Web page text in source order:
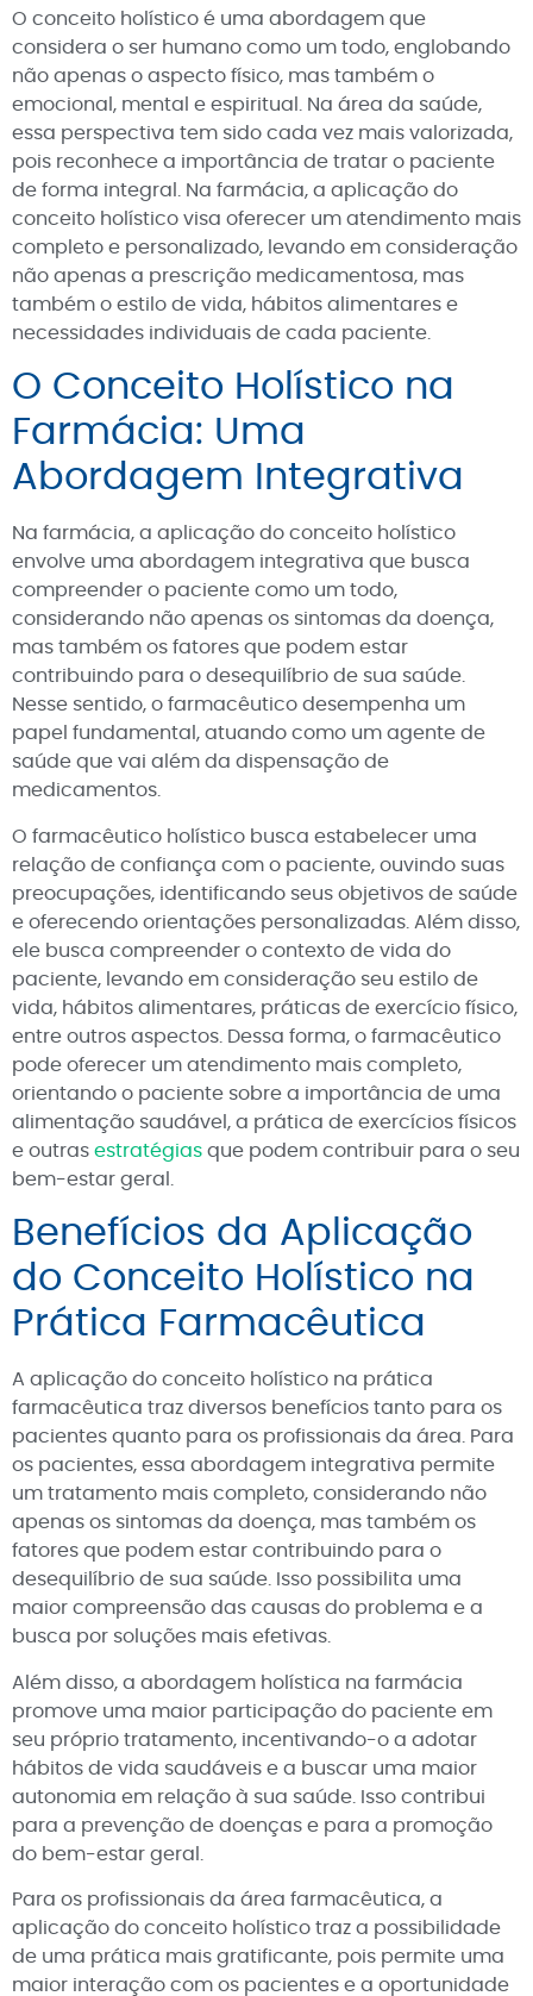
O conceito holístico é uma abordagem que
considera o ser humano como um todo, englobando
não apenas o aspecto físico, mas também o
emocional, mental e espiritual. Na área da saúde,
essa perspectiva tem sido cada vez mais valorizada,
pois reconhece a importância de tratar o paciente
de forma integral. Na farmácia, a aplicação do
conceito holístico visa oferecer um atendimento mais
completo e personalizado, levando em consideração
não apenas a prescrição medicamentosa, mas
também o estilo de vida, hábitos alimentares e
necessidades individuais de cada paciente.
O Conceito Holístico na
Farmácia: Uma
Abordagem Integrativa
Na farmácia, a aplicação do conceito holístico
envolve uma abordagem integrativa que busca
compreender o paciente como um todo,
considerando não apenas os sintomas da doença,
mas também os fatores que podem estar
contribuindo para o desequilíbrio de sua saúde.
Nesse sentido, o farmacêutico desempenha um
papel fundamental, atuando como um agente de
saúde que vai além da dispensação de
medicamentos.
O farmacêutico holístico busca estabelecer uma
relação de confiança com o paciente, ouvindo suas
preocupações, identificando seus objetivos de saúde
e oferecendo orientações personalizadas. Além disso,
ele busca compreender o contexto de vida do
paciente, levando em consideração seu estilo de
vida, hábitos alimentares, práticas de exercício físico,
entre outros aspectos. Dessa forma, o farmacêutico
pode oferecer um atendimento mais completo,
orientando o paciente sobre a importância de uma
alimentação saudável, a prática de exercícios físicos
e outras estratégias que podem contribuir para o seu
bem-estar geral.
Benefícios da Aplicação
do Conceito Holístico na
Prática Farmacêutica
A aplicação do conceito holístico na prática
farmacêutica traz diversos benefícios tanto para os
pacientes quanto para os profissionais da área. Para
os pacientes, essa abordagem integrativa permite
um tratamento mais completo, considerando não
apenas os sintomas da doença, mas também os
fatores que podem estar contribuindo para o
desequilíbrio de sua saúde. Isso possibilita uma
maior compreensão das causas do problema e a
busca por soluções mais efetivas.
Além disso, a abordagem holística na farmácia
promove uma maior participação do paciente em
seu próprio tratamento, incentivando-o a adotar
hábitos de vida saudáveis e a buscar uma maior
autonomia em relação à sua saúde. Isso contribui
para a prevenção de doenças e para a promoção
do bem-estar geral.
Para os profissionais da área farmacêutica, a
aplicação do conceito holístico traz a possibilidade
de uma prática mais gratificante, pois permite uma
maior interação com os pacientes e a oportunidade